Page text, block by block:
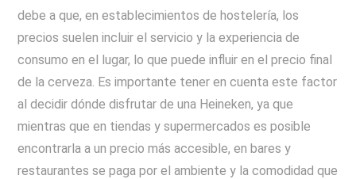
debe a que, en establecimientos de hostelería, los
precios suelen incluir el servicio y la experiencia de
consumo en el lugar, lo que puede influir en el precio final
de la cerveza. Es importante tener en cuenta este factor
al decidir dónde disfrutar de una Heineken, ya que
mientras que en tiendas y supermercados es posible
encontrarla a un precio más accesible, en bares y
restaurantes se paga por el ambiente y la comodidad que